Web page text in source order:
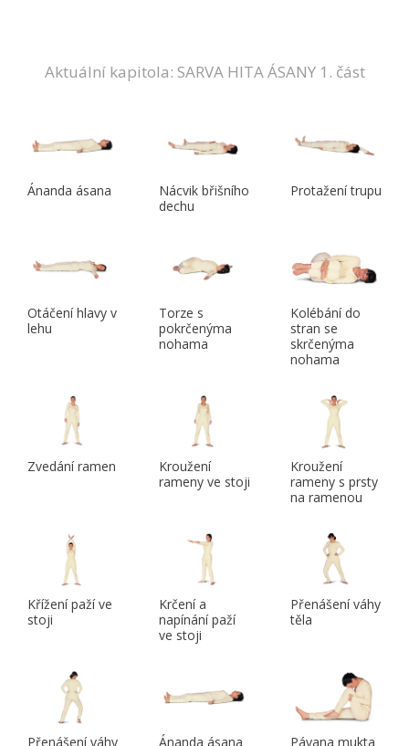
Aktuální kapitola: SARVA HITA ÁSANY 1. část
Ánanda ásana
Nácvik břišního
dechu
Protažení trupu
Otáčení hlavy v
lehu
Torze s
pokrčenýma
nohama
Kolébání do
stran se
skrčenýma
nohama
Zvedání ramen
Kroužení
rameny ve stoji
Kroužení
rameny s prsty
na ramenou
Křížení paží ve
stoji
Krčení a
napínání paží
ve stoji
Přenášení váhy
těla
Přenášení váhy
Ánanda ásana
Pávana mukta